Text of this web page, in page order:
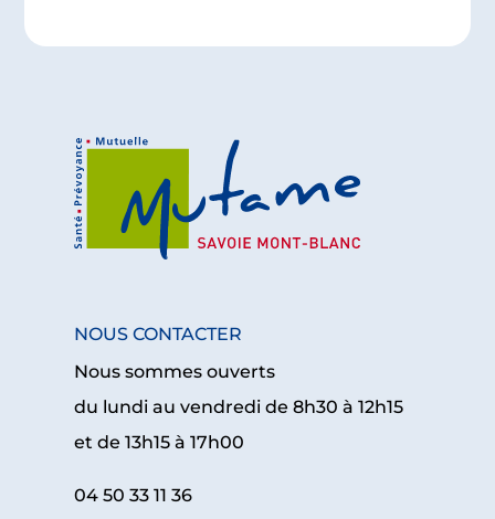
NOUS CONTACTER
Nous sommes ouverts
du lundi au vendredi de 8h30 à 12h15
et de 13h15 à 17h00
04 50 33 11 36